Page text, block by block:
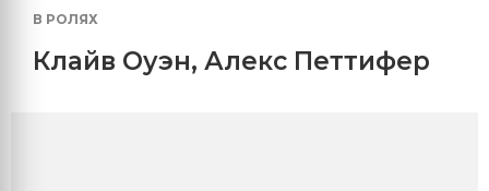
В РОЛЯХ
Клайв Оуэн, Алекс Петтифер